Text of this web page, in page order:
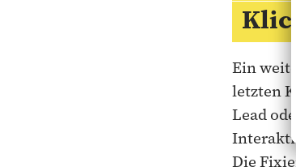
Ein
letzten
Lead
Die